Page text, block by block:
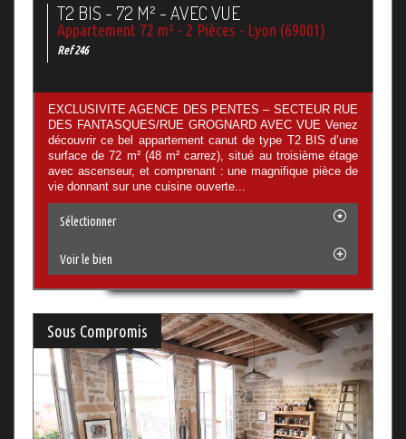
T2 BIS - 72 M² - AVEC VUE
Appartement 72 m² - 2 Pièces - Lyon (69001)
Ref 246
EXCLUSIVITE AGENCE DES PENTES – SECTEUR RUE
DES FANTASQUES/RUE GROGNARD AVEC VUE Venez
découvrir ce bel appartement canut de type T2 BIS d’une
surface de 72 m² (48 m² carrez), situé au troisième étage
avec ascenseur, et comprenant : une magnifique pièce de
vie donnant sur une cuisine ouverte...
Sélectionner
Voir le bien
Sous Compromis